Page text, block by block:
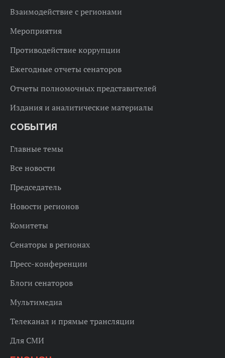
Взаимодействие с регионами
Мероприятия
Противодействие коррупции
Ежегодные отчеты сенаторов
Отчеты полномочных представителей
Издания и аналитические материалы
СОБЫТИЯ
Главные темы
Все новости
Председатель
Новости регионов
Комитеты
Сенаторы в регионах
Пресс-конференции
Блоги сенаторов
Мультимедиа
Телеканал и прямые трансляции
Для СМИ